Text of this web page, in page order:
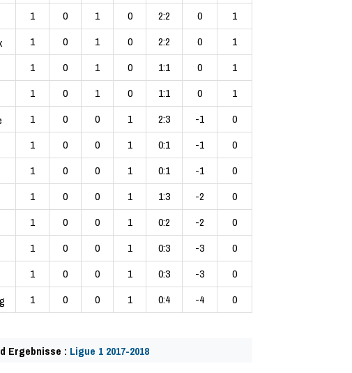
1 0 1 0 2:2 0
1
1 0 1 0 2:2 0
1
1 0 1 0 1:1 0
1
1 0 1 0 1:1 0
1
1 0 0 1 2:3 -1
0
1 0 0 1 0:1 -1
0
1 0 0 1 0:1 -1
0
1 0 0 1 1:3 -2
0
1 0 0 1 0:2 -2
0
1 0 0 1 0:3 -3
0
1 0 0 1 0:3 -3
0
1 0 0 1 0:4 -4 0
Ergebnisse : Ligue 1 2017-2018